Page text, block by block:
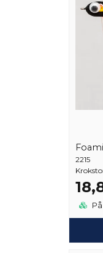
2215